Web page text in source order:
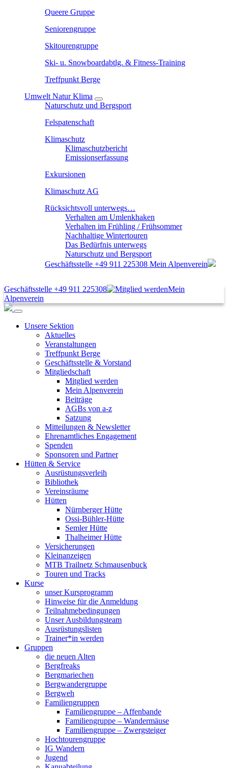
Queere Gruppe
Seniorengruppe
Skitourengruppe
Ski- u. Snowboardabtlg. & Fitness-Training
Treffpunkt Berge
Umwelt Natur Klima
Naturschutz und Bergsport
Felspatenschaft
Klimaschutz
Klimaschutzbericht
Emissionserfassung
Exkursionen
Klimaschutz AG
Rücksichtsvoll unterwegs…
Verhalten am Umlenkhaken
Verhalten im Frühling / Frühsommer
Nachhaltige Wintertouren
Das Bedürfnis unterwegs
Naturschutz und Bergsport
Geschäftsstelle +49 911 225308 Mein Alpenverein
Geschäftsstelle +49 911 225308
Mein
Alpenverein
Unsere Sektion
Aktuelles
Veranstaltungen
Treffpunkt Berge
Geschäftsstelle & Vorstand
Mitgliedschaft
Mitglied werden
Mein Alpenverein
Beiträge
AGBs von a-z
Satzung
Mitteilungen & Newsletter
Ehrenamtliches Engagement
Spenden
Sponsoren und Partner
Hütten & Service
Ausrüstungsverleih
Bibliothek
Vereinsräume
Hütten
Nürnberger Hütte
Ossi-Bühler-Hütte
Semler Hütte
Thalheimer Hütte
Versicherungen
Kleinanzeigen
MTB Trailnetz Schmausenbuck
Touren und Tracks
Kurse
unser Kursprogramm
Hinweise für die Anmeldung
Teilnahmebedingungen
Unser Ausbildungsteam
Ausrüstungslisten
Trainer*in werden
Gruppen
die neuen Alten
Bergfreaks
Bergmariechen
Bergwandergruppe
Bergweh
Familiengruppen
Familiengruppe – Affenbande
Familiengruppe – Wandermäuse
Familiengruppe – Zwergsteiger
Hochtourengruppe
IG Wandern
Jugend